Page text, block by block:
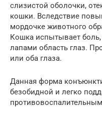
слизистой оболочки,
кошки. Вследствие
мордочке животного
Кошка испытывает боль,
лапами область глаз.
или оба глаза.
Данная форма
безобидной и легко